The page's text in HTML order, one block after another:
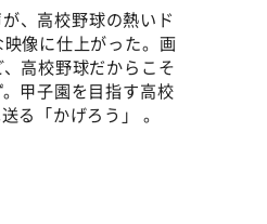
、高校野球の熱いド
像に仕上がった。画
高校野球だからこそ
甲子園を目指す高校
る「かげろう」 。